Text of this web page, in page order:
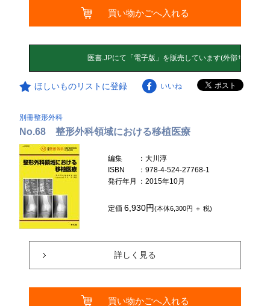
買い物かごへ入れる
ほしいものリストに登録 いいね
別冊整形外科
No.68 整形外科領域における移植医療
編集
：大川淳
ISBN
：978-4-524-27768-1
発行年月
：2015年10月
定価6,930円(本体6,300円 ＋ 税)
詳しく見る
買い物かごへ入れる